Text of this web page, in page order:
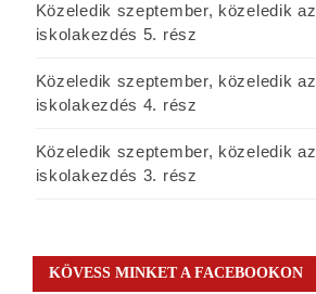
Közeledik szeptember, közeledik az
iskolakezdés 5. rész
Közeledik szeptember, közeledik az
iskolakezdés 4. rész
Közeledik szeptember, közeledik az
iskolakezdés 3. rész
KÖVESS MINKET A FACEBOOKON